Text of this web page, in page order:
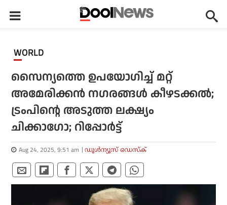
WORLD
സൈന്യത്തെ ഉപയോഗിച്ച് മറ്റ്
അമേരിക്കന്‍ നഗരങ്ങള്‍ കീഴടക്കല്‍;
ട്രംപിന്റെ അടുത്ത ലക്ഷ്യം
ചിക്കാഗോ; റിപ്പോര്‍ട്ട്
Aug 24, 2025, 9:51 am ഡൂള്‍ന്യൂസ് ഡെസ്‌ക്